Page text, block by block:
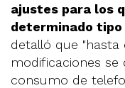
ajustes para los
determinado tipo
detalló que "hasta
modificaciones se
consumo de